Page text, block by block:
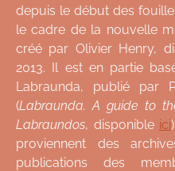
depuis le début des
le cadre de la nouvelle
créé par Olivier Henry,
2013. Il est en partie
Labraunda, publié par
(Labraunda. A guide to
Labraundos, disponible ici
proviennent des
publications des